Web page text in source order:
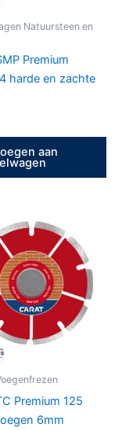
Natuursteen en
Premium
harde en zachte
aan
Premium 125
6mm